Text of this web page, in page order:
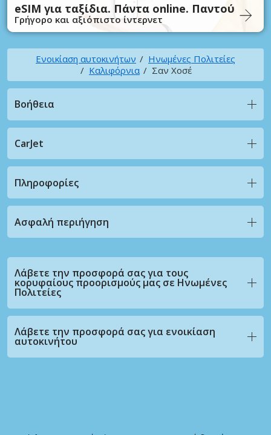
eSIM για ταξίδια. Πάντα online. Παντού
Γρήγορο και αξιόπιστο ίντερνετ
Ενοικίαση αυτοκινήτων
Ηνωμένες Πολιτείες
Καλιφόρνια
Σαν Χοσέ
Βοήθεια
CarJet
Πληροφορίες
Ασφαλή περιήγηση
Λάβετε την προσφορά σας για τους
κορυφαίους προορισμούς μας σε Ηνωμένες
Πολιτείες
Λάβετε την προσφορά σας για ενοικίαση
αυτοκινήτου